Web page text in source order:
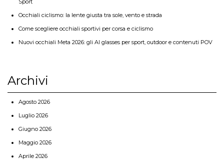
Occhiali ciclismo: la lente giusta tra sole, vento e strada
Come scegliere occhiali sportivi per corsa e ciclismo
Nuovi occhiali Meta 2026: gli AI glasses per sport, outdoor e contenuti POV
Archivi
Agosto 2026
Luglio 2026
Giugno 2026
Maggio 2026
Aprile 2026